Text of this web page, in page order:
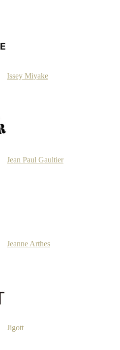
Issey Miyake
Jean Paul Gaultier
Jeanne Arthes
Jigott